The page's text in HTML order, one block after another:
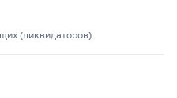
(ликвидаторов)